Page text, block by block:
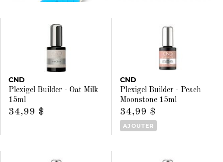
CND
Plexigel Builder - Oat Milk
15ml
34,99 $
CND
Plexigel Builder - Peach
Moonstone 15ml
34,99 $
AJOUTER